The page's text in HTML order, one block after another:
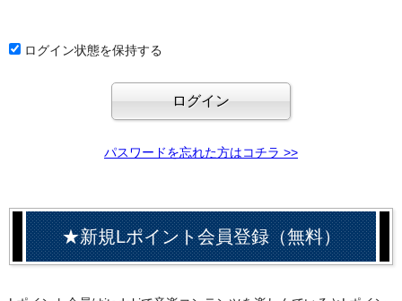
ログイン状態を保持する
パスワードを忘れた方はコチラ >>
★新規Lポイント会員登録（無料）